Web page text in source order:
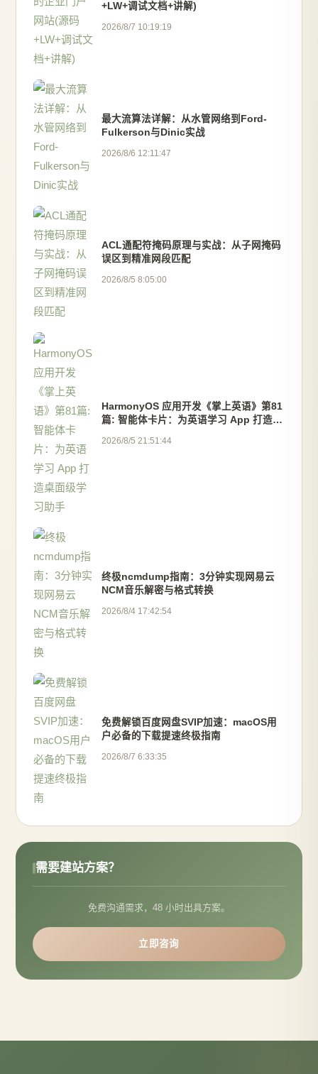
+LW+调试文档+讲解)
2026/8/7 10:19:19
最大流算法详解：从水管网络到Ford-
Fulkerson与Dinic实战
2026/8/6 12:11:47
ACL通配符掩码原理与实战：从子网掩码
误区到精准网段匹配
2026/8/5 8:05:00
HarmonyOS 应用开发《掌上英语》第81
篇: 智能体卡片：为英语学习 App 打造桌
2026/8/5 21:51:44
终极ncmdump指南：3分钟实现网易云
NCM音乐解密与格式转换
2026/8/4 17:42:54
免费解锁百度网盘SVIP加速：macOS用
户必备的下载提速终极指南
2026/8/7 6:33:35
需要建站方案？
免费沟通需求，48 小时出具方案。
立即咨询